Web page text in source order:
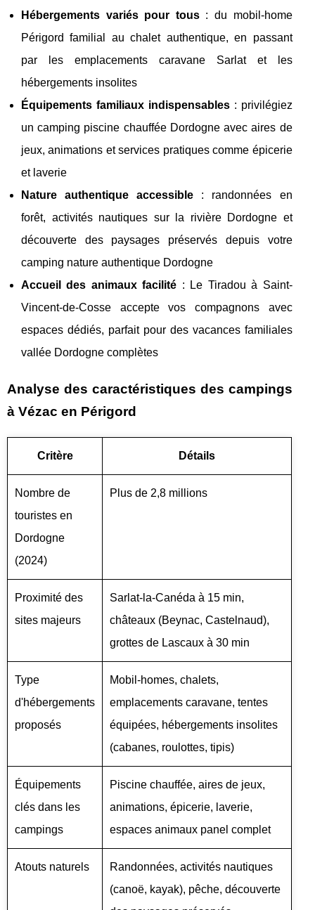
Hébergements variés pour tous: du mobil-home
Périgord familial au chalet authentique, en passant
par les emplacements caravane Sarlat et les
hébergements insolites
Équipements familiaux indispensables: privilégiez
un camping piscine chauffée Dordogne avec aires de
jeux, animations et services pratiques comme épicerie
et laverie
Nature authentique accessible : randonnées en
forêt, activités nautiques sur la rivière Dordogne et
découverte des paysages préservés depuis votre
camping nature authentique Dordogne
Accueil des animaux facilité : Le Tiradou à Saint-
Vincent-de-Cosse accepte vos compagnons avec
espaces dédiés, parfait pour des vacances familiales
vallée Dordogne complètes
Analyse des caractéristiques des campings
à Vézac en Périgord
Critère Détails
Nombre de
touristes en
Dordogne
(2024)
Plus de 2,8 millions
Proximité des
sites majeurs
Sarlat-la-Canéda à 15 min,
châteaux (Beynac, Castelnaud),
grottes de Lascaux à 30 min
Type
d'hébergements
proposés
Mobil-homes, chalets,
emplacements caravane, tentes
équipées, hébergements insolites
(cabanes, roulottes, tipis)
Équipements
clés dans les
campings
Piscine chauffée, aires de jeux,
animations, épicerie, laverie,
espaces animaux panel complet
Atouts naturels
Randonnées, activités nautiques
(canoë, kayak), pêche, découverte